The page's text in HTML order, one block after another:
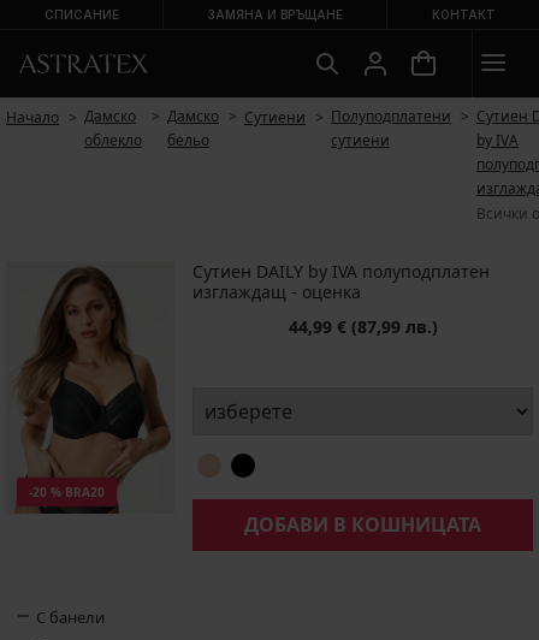
СПИСАНИЕ ЗАМЯНА И ВРЪЩАНЕ КОНТАКТ
Начало
Дамско
облекло
Дамско
бельо
Сутиени
Полуподплатени
сутиени
Сутиен
by IVA
Всички
-20 % BRA20
Сутиен DAILY by IVA полуподплатен
изглаждащ - oценка
44,99 € (87,99 лв.)
ДОБАВИ В КОШНИЦАТА
С банели